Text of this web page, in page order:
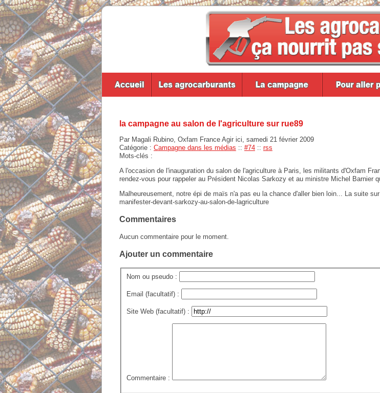
la campagne au salon de l'agriculture sur rue89
Par Magali Rubino, Oxfam France Agir ici, samedi 21 février 2009
Catégorie : Campagne dans les médias :: #74 :: rss
Mots-clés :
A l'occasion de l'inauguration du salon de l'agriculture à Paris, les militants d'Oxfam
rendez-vous pour rappeler au Président Nicolas Sarkozy et au ministre Michel Barnier
Malheureusement, notre épi de maïs n'a pas eu la chance d'aller bien loin... La suite
manifester-devant-sarkozy-au-salon-de-lagriculture
Commentaires
Aucun commentaire pour le moment.
Ajouter un commentaire
Nom ou pseudo :
Email (facultatif) :
Site Web (facultatif) :
Commentaire :